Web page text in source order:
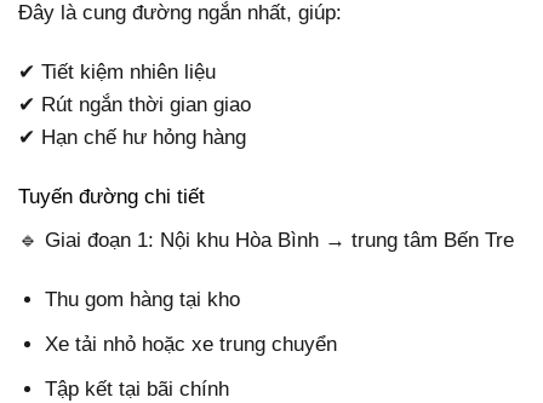
Đây là cung đường ngắn nhất, giúp:
✔ Tiết kiệm nhiên liệu
✔ Rút ngắn thời gian giao
✔ Hạn chế hư hỏng hàng
Tuyến đường chi tiết
🔹 Giai đoạn 1: Nội khu Hòa Bình → trung tâm Bến Tre
Thu gom hàng tại kho
Xe tải nhỏ hoặc xe trung chuyển
Tập kết tại bãi chính